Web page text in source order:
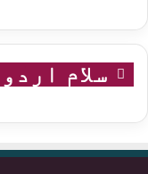
سلام